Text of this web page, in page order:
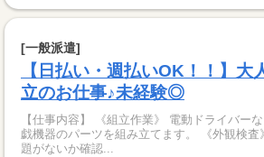
[一般派遣]
【日払い・週払いOK！！】大
立のお仕事♪未経験◎
【仕事内容】 《組立作業》 電動ドライバー
戯機器のパーツを組み立てます。 《外観検査》 完成品の見た目に問
題がないか確認...